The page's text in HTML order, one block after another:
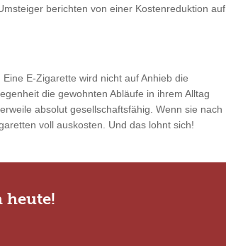
berichten von einer Kostenreduktion auf
E-Zigarette wird nicht auf Anhieb die
die gewohnten Abläufe in ihrem Alltag
absolut gesellschaftsfähig. Wenn sie nach
voll auskosten. Und das lohnt sich!
heute!